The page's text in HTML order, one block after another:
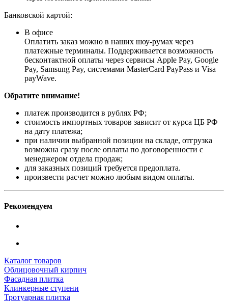
Банковской картой:
В офисе
Оплатить заказ можно в наших шоу-румах через
платежные терминалы. Поддерживается возможность
бесконтактной оплаты через сервисы Apple Pay, Google
Pay, Samsung Pay, системами MasterCard PayPass и Visa
payWave.
Обратите внимание!
платеж производится в рублях РФ;
стоимость импортных товаров зависит от курса ЦБ РФ
на дату платежа;
при наличии выбранной позиции на складе, отгрузка
возможна сразу после оплаты по договоренности с
менеджером отдела продаж;
для заказных позиций требуется предоплата.
произвести расчет можно любым видом оплаты.
Рекомендуем
Каталог товаров
Облицовочный кирпич
Фасадная плитка
Клинкерные ступени
Тротуарная плитка